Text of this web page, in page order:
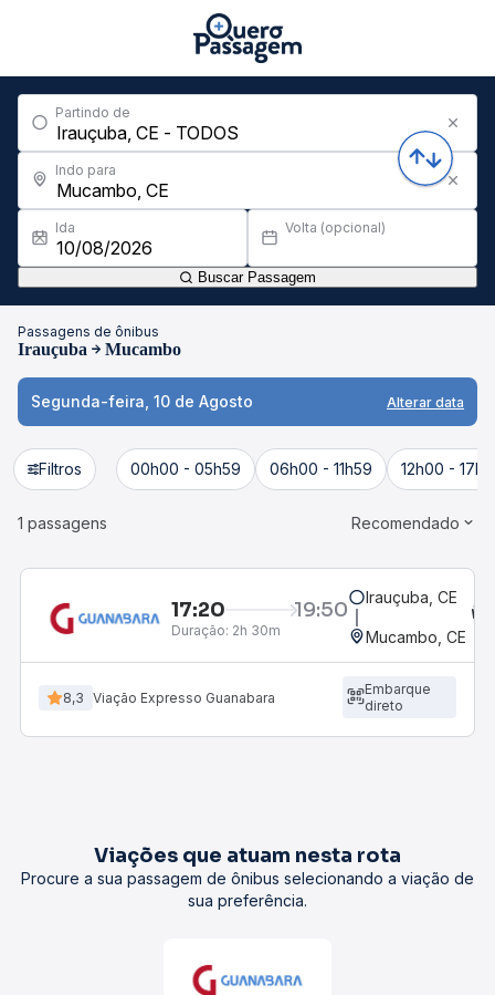
Partindo de
Indo para
Ida Volta (opcional)
Buscar Passagem
Passagens de ônibus
Irauçuba Mucambo
Segunda-feira, 10 de Agosto Alterar data
Filtros 00h00 - 05h59 06h00 - 11h59 12h00 -
1 passagens Recomendado
17:20 19:50
Duração: 2h 30m
Irauçuba, CE
Mucambo, CE
8,3 Viação Expresso Guanabara
Embarque
direto
Viações que atuam nesta rota
Procure a sua passagem de ônibus selecionando a viação de
sua preferência.